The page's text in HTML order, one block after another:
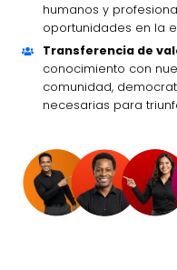
humanos y
oportunidades en la
Transferencia de
conocimiento con
comunidad,
necesarias para